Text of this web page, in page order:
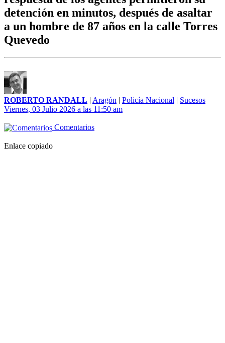
detención en minutos, después de asaltar
a un hombre de 87 años en la calle Torres
Quevedo
ROBERTO RANDALL | Aragón | Policía Nacional | Sucesos
Viernes, 03 Julio 2026 a las 11:50 am
Comentarios
Enlace copiado